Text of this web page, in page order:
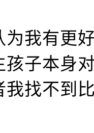
为我有更
孩子本身
我找不到